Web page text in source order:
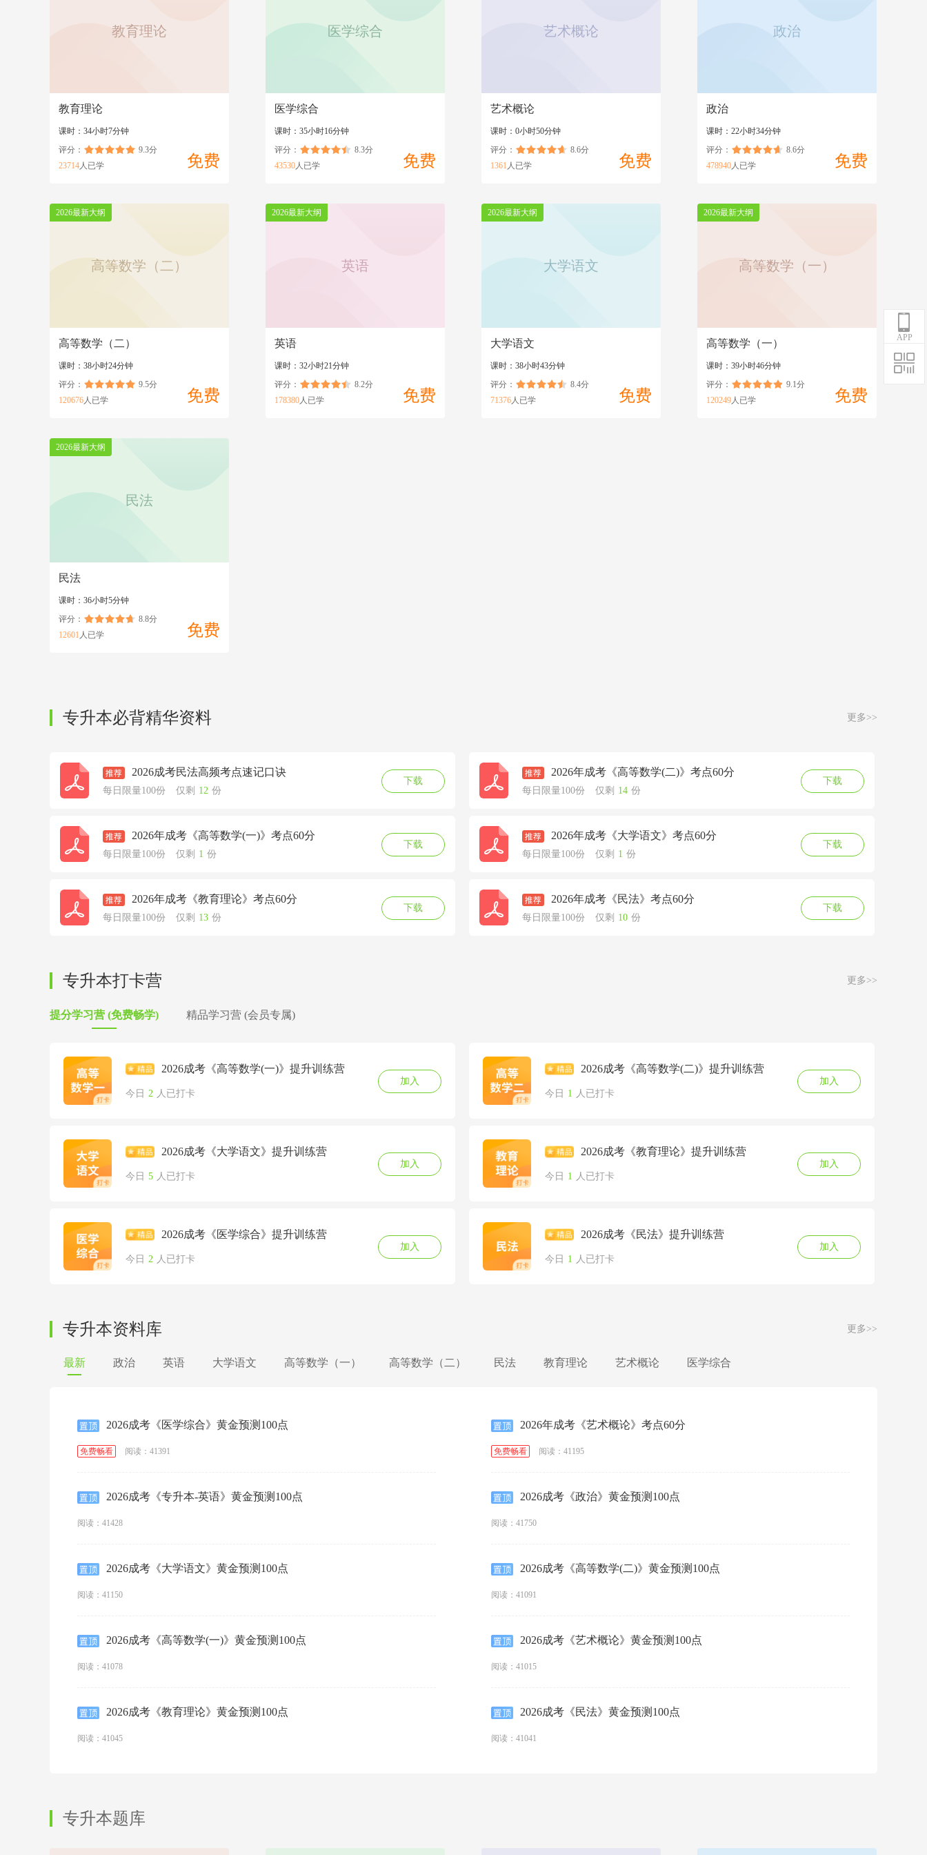
教育理论
教育理论
课时：34小时7分钟
免费
评分：
9.3分
23714人已学
医学综合
医学综合
课时：35小时16分钟
免费
评分：
8.3分
43530人已学
艺术概论
艺术概论
课时：0小时50分钟
免费
评分：
8.6分
1361 人已学
政治
政治
课时：22小时34分钟
免费
评分：
8.6分
478940人已学
2026最新大纲
高等数学（二）
高等数学（二）
课时：38小时24分钟
免费
评分：
9.5分
120676人已学
2026最新大纲
英语
英语
课时：32小时21分钟
免费
评分：
8.2分
178380人已学
2026最新大纲
大学语文
大学语文
课时：38小时43分钟
免费
评分：
8.4分
71376人已学
2026最新大纲
高等数学（一）
高等数学（一）
课时：39小时46分钟
免费
评分：
9.1分
120249人已学
2026最新大纲
民法
民法
课时：36小时5分钟
免费
评分：
8.8分
12601 人已学
专升本必背精华资料 更多>>
2026成考民法高频考点速记口诀
每日限量100份 仅剩 12 份
下载
2026年成考《高等数学(二)》考点60分
每日限量100份 仅剩 14 份
下载
2026年成考《高等数学(一)》考点60分
每日限量100份 仅剩 1 份
下载
2026年成考《大学语文》考点60分
每日限量100份 仅剩 1 份
下载
2026年成考《教育理论》考点60分
每日限量100份 仅剩 13 份
下载
2026年成考《民法》考点60分
每日限量100份 仅剩 10 份
下载
专升本打卡营 更多>>
提分学习营 (免费畅学) 精品学习营 (会员专属)
2026成考《高等数学(一)》提升训练营
今日 2 人已打卡
加入
2026成考《高等数学(二)》提升训练营
今日 1 人已打卡
加入
2026成考《大学语文》提升训练营
今日 5 人已打卡
加入
2026成考《教育理论》提升训练营
今日 1 人已打卡
加入
2026成考《医学综合》提升训练营
今日 2 人已打卡
加入
2026成考《民法》提升训练营
今日 1 人已打卡
加入
专升本资料库 更多>>
最新 政治 英语 大学语文 高等数学（一） 高等数学（二） 民法 教育理论 艺术概论 医学综合
2026成考《医学综合》黄金预测100点
免费畅看 阅读：41391
2026年成考《艺术概论》考点60分
免费畅看 阅读：41195
2026成考《专升本-英语》黄金预测100点
阅读：41428
2026成考《政治》黄金预测100点
阅读：41750
2026成考《大学语文》黄金预测100点
阅读：41150
2026成考《高等数学(二)》黄金预测100点
阅读：41091
2026成考《高等数学(一)》黄金预测100点
阅读：41078
2026成考《艺术概论》黄金预测100点
阅读：41015
2026成考《教育理论》黄金预测100点
阅读：41045
2026成考《民法》黄金预测100点
阅读：41041
专升本题库
APP